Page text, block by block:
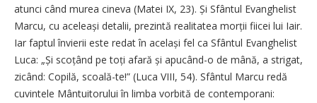
atunci când murea cineva (Matei IX, 23). Și Sfântul Evanghelist
Marcu, cu aceleași detalii, prezintă realitatea morții fiicei lui Iair.
Iar faptul învierii este redat în același fel ca Sfântul Evanghelist
Luca: „Și scoțând pe toți afară și apucând-o de mână, a strigat,
zicând: Copilă, scoală-te!” (Luca VIII, 54). Sfântul Marcu redă
cuvintele Mântuitorului în limba vorbită de contemporani: